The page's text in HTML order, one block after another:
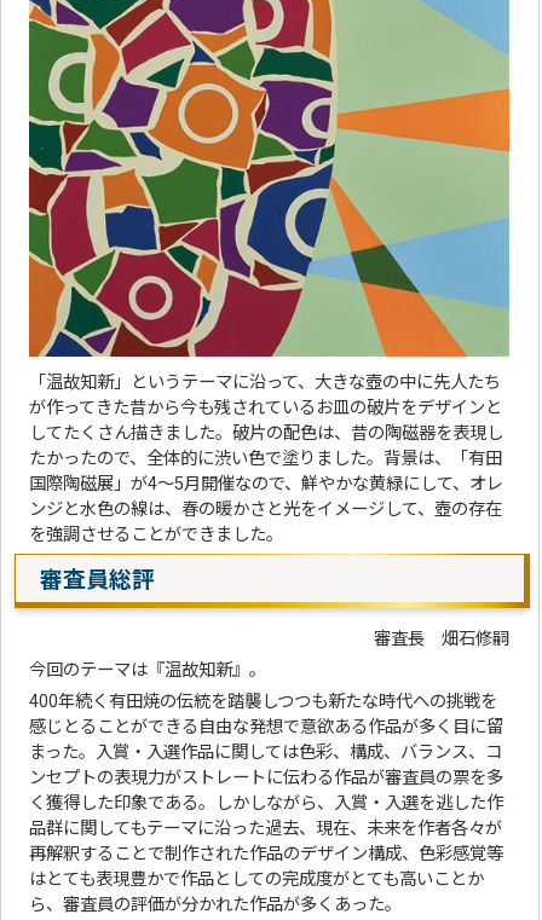
「温故知新」というテーマに沿って、大きな壺の中に先人たち
が作ってきた昔から今も残されているお皿の破片をデザインと
してたくさん描きました。破片の配色は、昔の陶磁器を表現し
たかったので、全体的に渋い色で塗りました。背景は、「有田
国際陶磁展」が4～5月開催なので、鮮やかな黄緑にして、オレ
ンジと水色の線は、春の暖かさと光をイメージして、壺の存在
を強調させることができました。
審査員総評
審査長 畑石修嗣
今回のテーマは『温故知新』。
400年続く有田焼の伝統を踏襲しつつも新たな時代への挑戦を
感じとることができる自由な発想で意欲ある作品が多く目に留
まった。入賞・入選作品に関しては色彩、構成、バランス、コ
ンセプトの表現力がストレートに伝わる作品が審査員の票を多
く獲得した印象である。しかしながら、入賞・入選を逃した作
品群に関してもテーマに沿った過去、現在、未来を作者各々が
再解釈することで制作された作品のデザイン構成、色彩感覚等
はとても表現豊かで作品としての完成度がとても高いことか
ら、審査員の評価が分かれた作品が多くあった。